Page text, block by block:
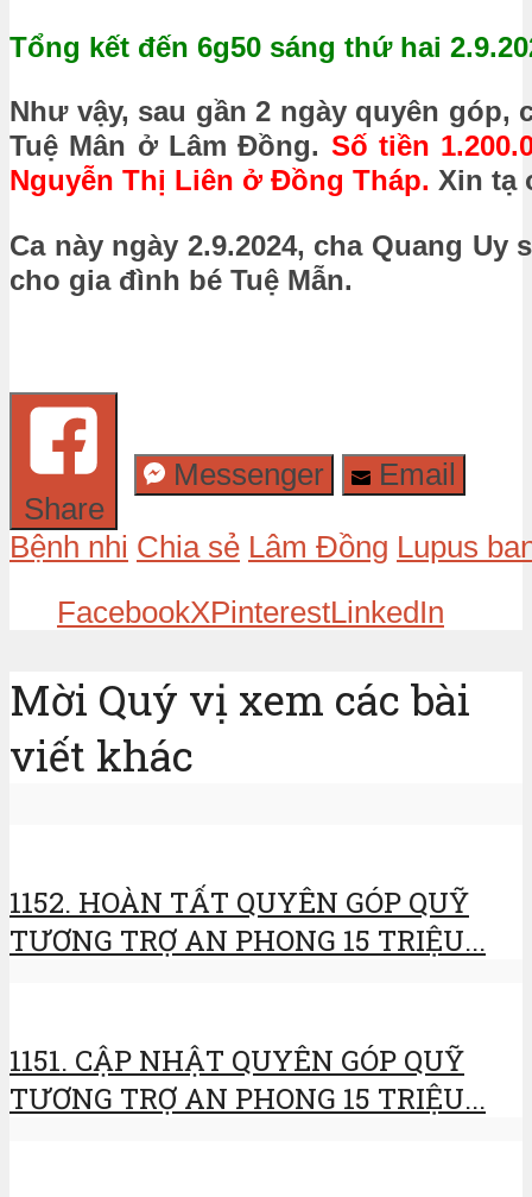
Tổng kết đến 6g50 sáng thứ hai
Như vậy, sau gần 2 ngày quyên
Tuệ Mân ở Lâm Đồng. Số tiền
Nguyễn Thị Liên ở Đồng Tháp. Xin tạ
Ca này ngày 2.9.2024, cha Quang Uy
cho gia đình bé Tuệ Mẫn.
Share
Messenger Email
Bệnh nhi Chia sẻ Lâm Đồng Lupus
FacebookXPinterestLinkedIn
Mời Quý vị xem các bài
viết khác
1152. HOÀN TẤT QUYÊN GÓP QUỸ
TƯƠNG TRỢ AN PHONG 15 TRIỆU...
1151. CẬP NHẬT QUYÊN GÓP QUỸ
TƯƠNG TRỢ AN PHONG 15 TRIỆU...